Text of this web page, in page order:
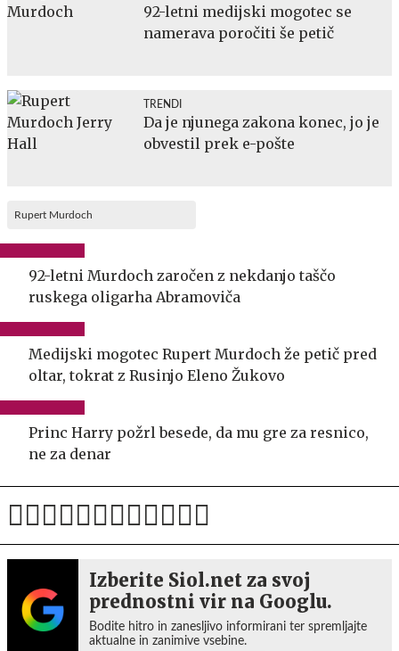
92-letni medijski mogotec se
namerava poročiti še petič
TRENDI
Da je njunega zakona konec, jo je
obvestil prek e-pošte
Rupert Murdoch
92-letni Murdoch zaročen z nekdanjo taščo
ruskega oligarha Abramoviča
Medijski mogotec Rupert Murdoch že petič pred
oltar, tokrat z Rusinjo Eleno Žukovo
Princ Harry požrl besede, da mu gre za resnico,
ne za denar
Izberite Siol.net za svoj
prednostni vir na Googlu.
Bodite hitro in zanesljivo informirani ter spremljajte
aktualne in zanimive vsebine.